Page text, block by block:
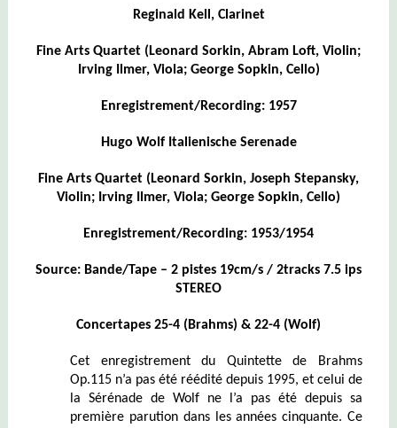
Reginald Kell, Clarinet
Fine Arts Quartet (Leonard Sorkin, Abram Loft, Violin;
Irving Ilmer, Viola; George Sopkin, Cello)
Enregistrement/Recording: 1957
Hugo Wolf Italienische Serenade
Fine Arts Quartet (Leonard Sorkin, Joseph Stepansky,
Violin; Irving Ilmer, Viola; George Sopkin, Cello)
Enregistrement/Recording: 1953/1954
Source: Bande/Tape – 2 pistes 19cm/s / 2tracks 7.5 ips
STEREO
Concertapes 25-4 (Brahms) & 22-4 (Wolf)
Cet enregistrement du Quintette de Brahms
Op.115 n’a pas été réédité depuis 1995, et celui de
la Sérénade de Wolf ne l’a pas été depuis sa
première parution dans les années cinquante. Ce